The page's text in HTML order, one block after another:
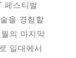
페스티벌
을 경험할
의 마지막
일대에서